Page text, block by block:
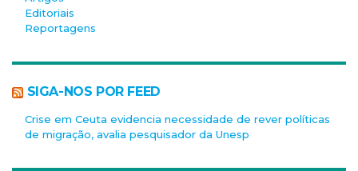
Editoriais
Reportagens
SIGA-NOS POR FEED
Crise em Ceuta evidencia necessidade de rever políticas
de migração, avalia pesquisador da Unesp